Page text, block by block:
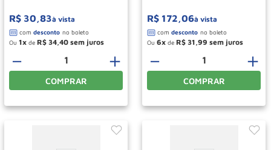
R$ 30,83à vista
Ou 1 de R$ 34 40
＋
－
COMPRAR
R$ 172,06à vista
Ou 6 de R$ 31 99
＋
－
COMPRAR